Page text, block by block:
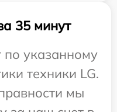
35 минут
указанному
техники LG.
мы